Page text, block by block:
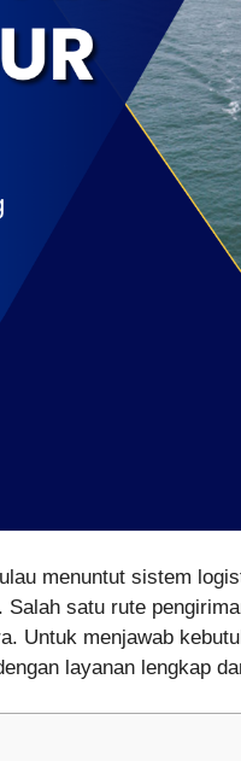
menuntut sistem
satu rute
Untuk menjawab
layanan lengkap